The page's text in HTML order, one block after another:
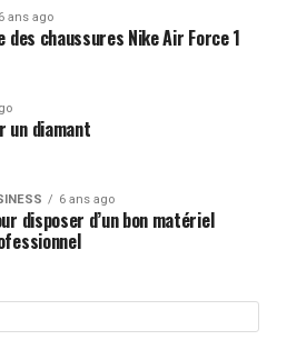
6 ans ago
des chaussures Nike Air Force 1
un diamant
6 ans ago
disposer d’un bon matériel